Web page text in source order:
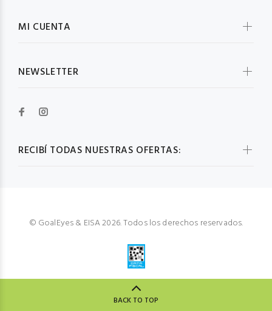
RECIBÍ TODAS NUESTRAS OFERTAS:
MI CUENTA
NEWSLETTER
© GoalEyes & EISA 2026. Todos los derechos reservados.
BACK TO TOP